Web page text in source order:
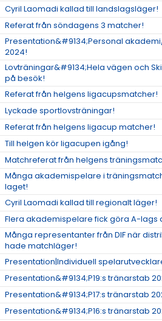
Cyril Laomadi kallad till landslagsläger!
Referat från söndagens 3 matcher!
Presentation&#9134;Personal
2024!
Lovträningar&#9134;Hela vägen och
på besök!
Referat från helgens ligacupsmatcher!
Lyckade sportlovsträningar!
Referat från helgens ligacup matcher!
Till helgen kör ligacupen igång!
Matchreferat från helgens
Många akademispelare i
laget!
Cyril Laomadi kallad till regionalt läger!
Flera akademispelare fick göra A-lags
Många representanter från DIF när
hade matchläger!
Presentation|Individuell
Presentation&#9134;P19:s tränarstab
Presentation&#9134;P17:s tränarstab
Presentation&#9134;P16:s tränarstab